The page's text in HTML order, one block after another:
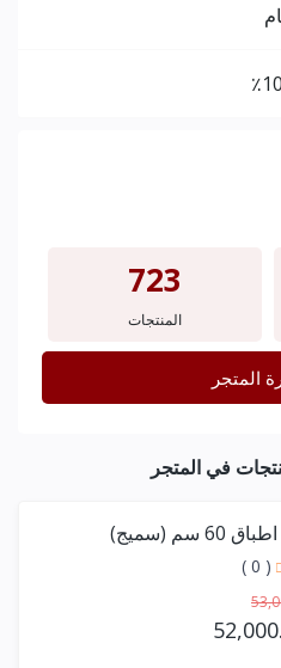
723
المنتجات
في المتجر
سم (سميج)
( 0 )